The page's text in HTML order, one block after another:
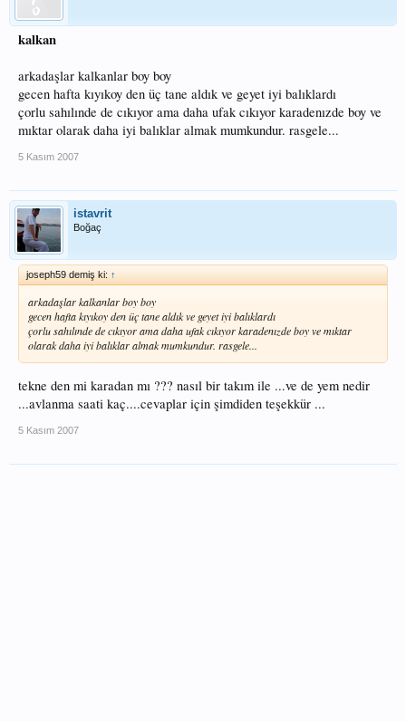
kalkan
arkadaşlar kalkanlar boy boy
gecen hafta kıyıkoy den üç tane aldık ve geyet iyi balıklardı
çorlu sahılınde de cıkıyor ama daha ufak cıkıyor karadenızde boy ve
mıktar olarak daha iyi balıklar almak mumkundur. rasgele...
5 Kasım 2007
istavrit
Boğaç
joseph59 demiş ki: ↑
arkadaşlar kalkanlar boy boy
gecen hafta kıyıkoy den üç tane aldık ve geyet iyi balıklardı
çorlu sahılınde de cıkıyor ama daha ufak cıkıyor karadenızde boy ve mıktar
olarak daha iyi balıklar almak mumkundur. rasgele...
tekne den mi karadan mı ??? nasıl bir takım ile ...ve de yem nedir
...avlanma saati kaç....cevaplar için şimdiden teşekkür ...
5 Kasım 2007